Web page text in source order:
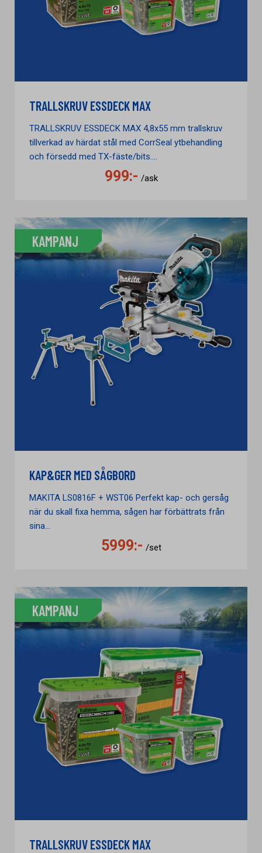
TRALLSKRUV ESSDECK MAX
TRALLSKRUV ESSDECK MAX 4,8x55 mm trallskruv
tillverkad av härdat stål med CorrSeal ytbehandling
och försedd med TX-fäste/bits....
999:- /ask
KAMPANJ
KAP&GER MED SÅGBORD
MAKITA LS0816F + WST06 Perfekt kap- och gersåg
när du skall fixa hemma, sågen har förbättrats från
sina...
5999:- /set
KAMPANJ
TRALLSKRUV ESSDECK MAX